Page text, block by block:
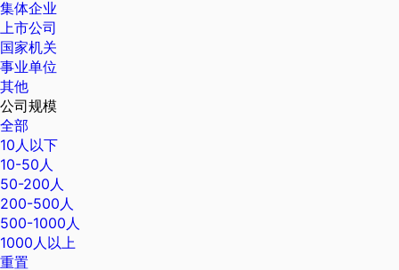
集体企业
上市公司
国家机关
事业单位
其他
公司规模
全部
10人以下
10-50人
50-200人
200-500人
500-1000人
1000人以上
重置